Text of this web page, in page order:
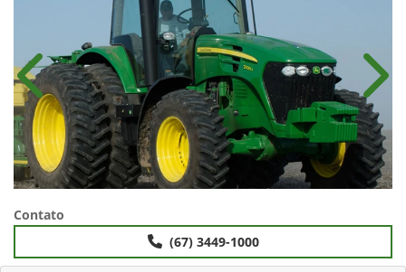
Anterior
Contato
(67) 3449-1000